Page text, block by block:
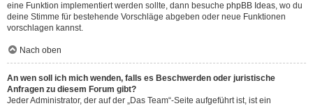
eine Funktion implementiert werden sollte, dann besuche phpBB Ideas, wo du
deine Stimme für bestehende Vorschläge abgeben oder neue Funktionen
vorschlagen kannst.
Nach oben
An wen soll ich mich wenden, falls es Beschwerden oder juristische
Anfragen zu diesem Forum gibt?
Jeder Administrator, der auf der „Das Team“-Seite aufgeführt ist, ist ein